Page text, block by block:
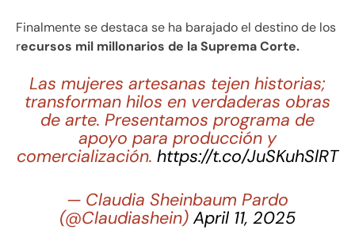
Finalmente se destaca se ha barajado el destino de los
recursos mil millonarios de la Suprema Corte.
Las mujeres artesanas tejen historias;
transforman hilos en verdaderas obras
de arte. Presentamos programa de
apoyo para producción y
comercialización. https://t.co/JuSKuhSlRT
— Claudia Sheinbaum Pardo
(@Claudiashein) April 11, 2025